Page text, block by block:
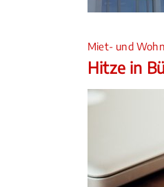
Miet- und
Hitze in